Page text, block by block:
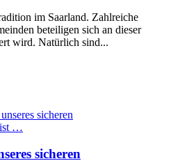
im Saarland. Zahlreiche
beteiligen sich an dieser
wird. Natürlich sind...
sicheren